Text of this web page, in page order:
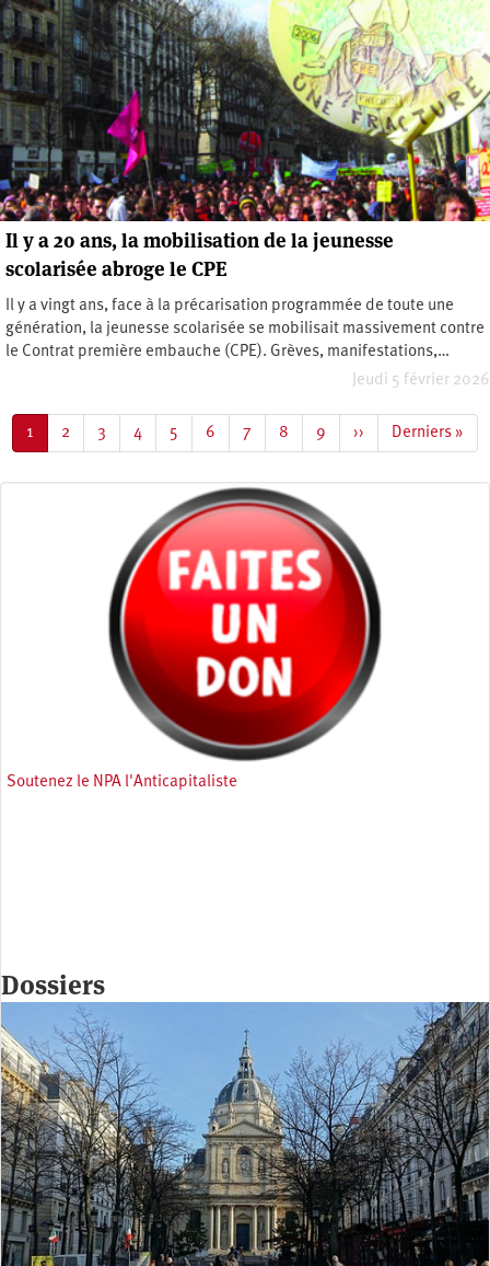
Il y a 20 ans, la mobilisation de la jeunesse
scolarisée abroge le CPE
Il y a vingt ans, face à la précarisation programmée de toute une
génération, la jeunesse scolarisée se mobilisait massivement contre
le Contrat première embauche (CPE). Grèves, manifestations,…
Jeudi 5 février 2026
Page
courante
1 Page
2 Page
3 Page
4 Page
5 Page
6 Page
7 Page
8 Page
9
Page
suivante
››
Dernière
page
Derniers »
Soutenez le NPA l'Anticapitaliste
Dossiers